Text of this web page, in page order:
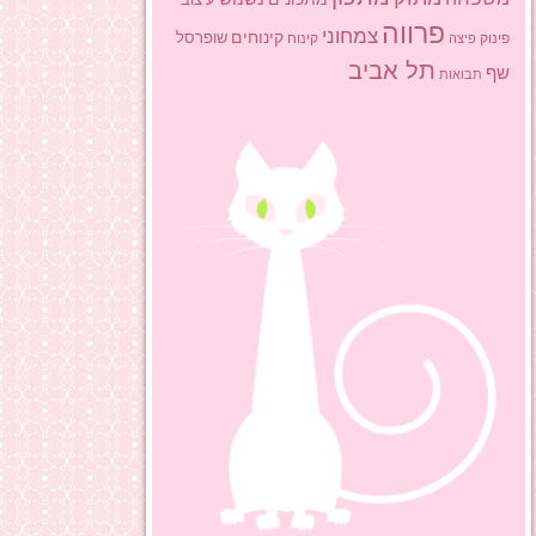
פינוק פיצה פרווה צמחוני קינוח קינוחים שופרסל
שף תבואות תל אביב